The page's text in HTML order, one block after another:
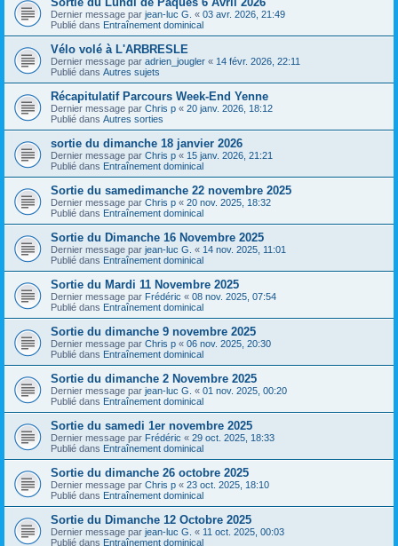
Dernier message par jean-luc G. « 03 avr. 2026, 21:49
Publié dans Entraînement dominical
Vélo volé à L'ARBRESLE
Dernier message par adrien_jougler « 14 févr. 2026, 22:11
Publié dans Autres sujets
Récapitulatif Parcours Week-End Yenne
Dernier message par Chris p « 20 janv. 2026, 18:12
Publié dans Autres sorties
sortie du dimanche 18 janvier 2026
Dernier message par Chris p « 15 janv. 2026, 21:21
Publié dans Entraînement dominical
Sortie du samedimanche 22 novembre 2025
Dernier message par Chris p « 20 nov. 2025, 18:32
Publié dans Entraînement dominical
Sortie du Dimanche 16 Novembre 2025
Dernier message par jean-luc G. « 14 nov. 2025, 11:01
Publié dans Entraînement dominical
Sortie du Mardi 11 Novembre 2025
Dernier message par Frédéric « 08 nov. 2025, 07:54
Publié dans Entraînement dominical
Sortie du dimanche 9 novembre 2025
Dernier message par Chris p « 06 nov. 2025, 20:30
Publié dans Entraînement dominical
Sortie du dimanche 2 Novembre 2025
Dernier message par jean-luc G. « 01 nov. 2025, 00:20
Publié dans Entraînement dominical
Sortie du samedi 1er novembre 2025
Dernier message par Frédéric « 29 oct. 2025, 18:33
Publié dans Entraînement dominical
Sortie du dimanche 26 octobre 2025
Dernier message par Chris p « 23 oct. 2025, 18:10
Publié dans Entraînement dominical
Sortie du Dimanche 12 Octobre 2025
Dernier message par jean-luc G. « 11 oct. 2025, 00:03
Publié dans Entraînement dominical